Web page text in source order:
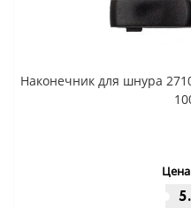
Наконечник для шнура